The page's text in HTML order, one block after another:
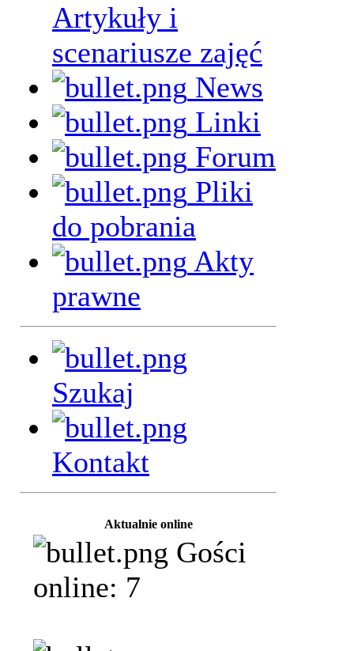
Artykuły i
scenariusze zajęć
News
Linki
Forum
Pliki
do pobrania
Akty
prawne
Szukaj
Kontakt
Aktualnie online
Gości
online: 7